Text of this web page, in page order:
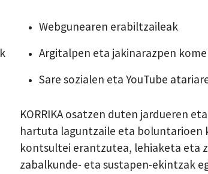
Webgunearen erabiltzaileak
Argitalpen eta jakinarazpen
Sare sozialen eta YouTube
KORRIKA osatzen duten jardueren
hartuta laguntzaile eta boluntarioen
kontsultei erantzutea, lehiaketa eta
zabalkunde- eta sustapen-ekintzak